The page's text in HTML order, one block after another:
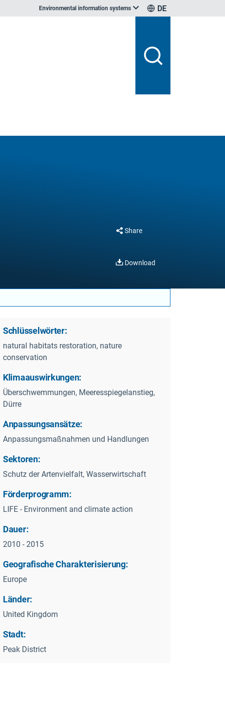
Environmental information systems DE
Share
Download
Schlüsselwörter:
natural habitats restoration, nature
conservation
Klimaauswirkungen:
Überschwemmungen, Meeresspiegelanstieg,
Dürre
Anpassungsansätze:
Anpassungsmaßnahmen und Handlungen
Sektoren:
Schutz der Artenvielfalt, Wasserwirtschaft
Förderprogramm:
LIFE - Environment and climate action
Dauer:
2010 - 2015
Geografische Charakterisierung:
Europe
Länder:
United Kingdom
Stadt:
Peak District